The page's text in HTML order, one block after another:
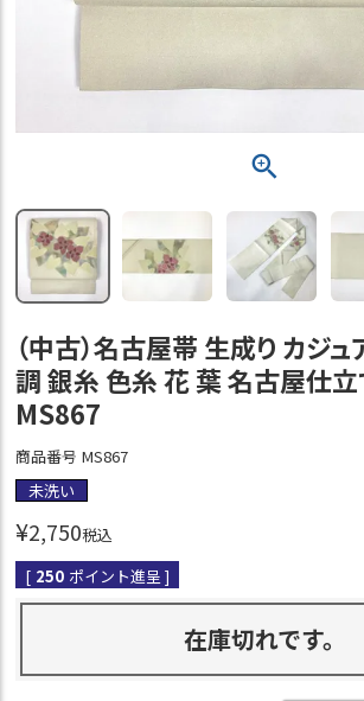
（中古）名古屋帯 生成り カジ
調 銀糸 色糸 花 葉 名古屋仕
MS867
商品番号 MS867
未洗い
¥2,750税込
[ 250 ポイント進呈 ]
在庫切れです。